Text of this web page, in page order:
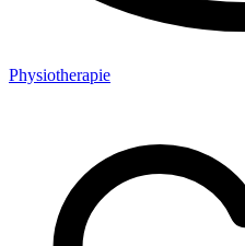
Physiotherapie